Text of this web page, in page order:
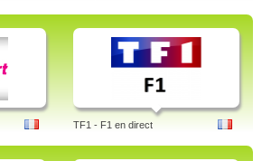
TF1 - F1 en direct